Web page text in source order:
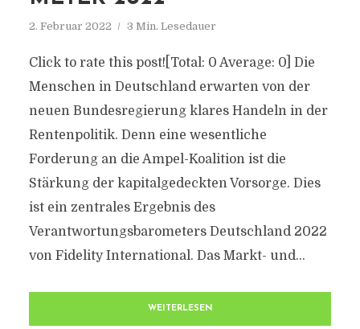
2. Februar 2022 3 Min. Lesedauer
Click to rate this post![Total: 0 Average: 0] Die
Menschen in Deutschland erwarten von der
neuen Bundesregierung klares Handeln in der
Rentenpolitik. Denn eine wesentliche
Forderung an die Ampel-Koalition ist die
Stärkung der kapitalgedeckten Vorsorge. Dies
ist ein zentrales Ergebnis des
Verantwortungsbarometers Deutschland 2022
von Fidelity International. Das Markt- und...
WEITERLESEN